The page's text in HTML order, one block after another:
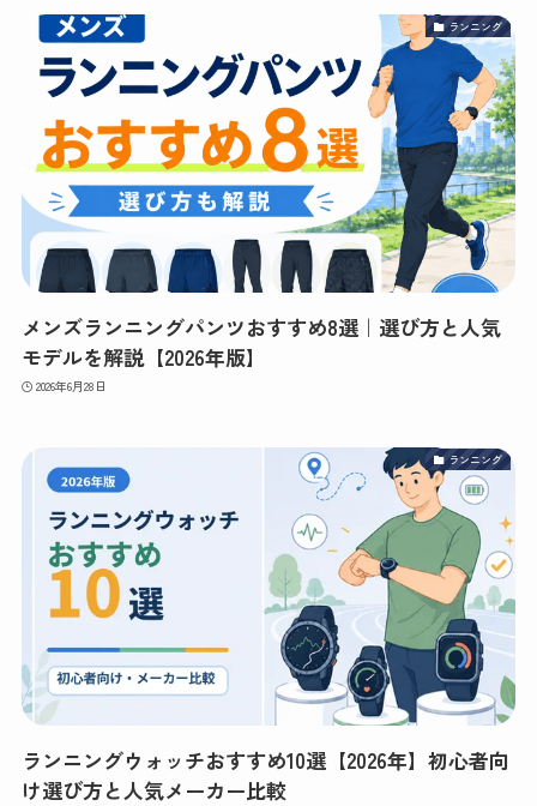
ランニング
メンズランニングパンツおすすめ8選｜選び方と人気
モデルを解説【2026年版】
2026年6月28日
ランニング
ランニングウォッチおすすめ10選【2026年】初心者向
け選び方と人気メーカー比較